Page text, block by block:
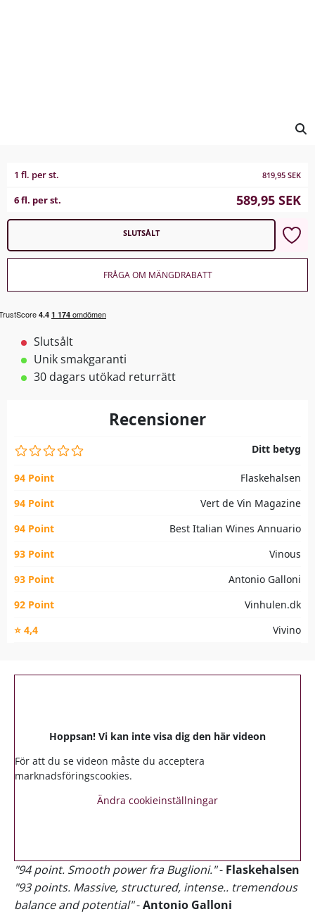
1 fl. per st. 819,95 SEK
6 fl. per st. 589,95 SEK
SLUTSÅLT
FRÅGA OM MÄNGDRABATT
Slutsålt
Unik smakgaranti
30 dagars utökad returrätt
Recensioner
Ditt betyg
94 Point
Flaskehalsen
94 Point
Vert de Vin Magazine
94 Point
Best Italian Wines Annuario
93 Point
Vinous
93 Point
Antonio Galloni
92 Point
Vinhulen.dk
⭐ 4,4
Vivino
Hoppsan! Vi kan inte visa dig den här videon
För att du se videon måste du acceptera
marknadsföringscookies.
Ändra cookieinställningar
"94 point. Smooth power fra Buglioni."- Flaskehalsen
"93 points. Massive, structured, intense.. tremendous
balance and potential"-Antonio Galloni